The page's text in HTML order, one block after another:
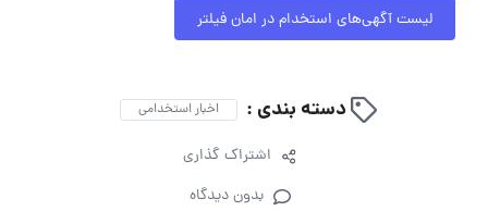
لیست آگهی‌های استخدام در امان فیلتر
دسته بندی : اخبار استخدامی
اشتراک گذاری
بدون دیدگاه